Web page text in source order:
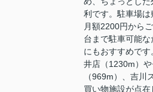
利です。駐車場は
月額2200円から
台まで駐車可能
にもおすすめで
井店（1230m）
（969m）、吉川
買い物施設が点